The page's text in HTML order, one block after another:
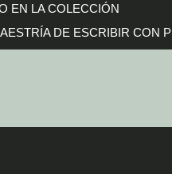
EN LA COLECCIÓN
DE ESCRIBIR CON